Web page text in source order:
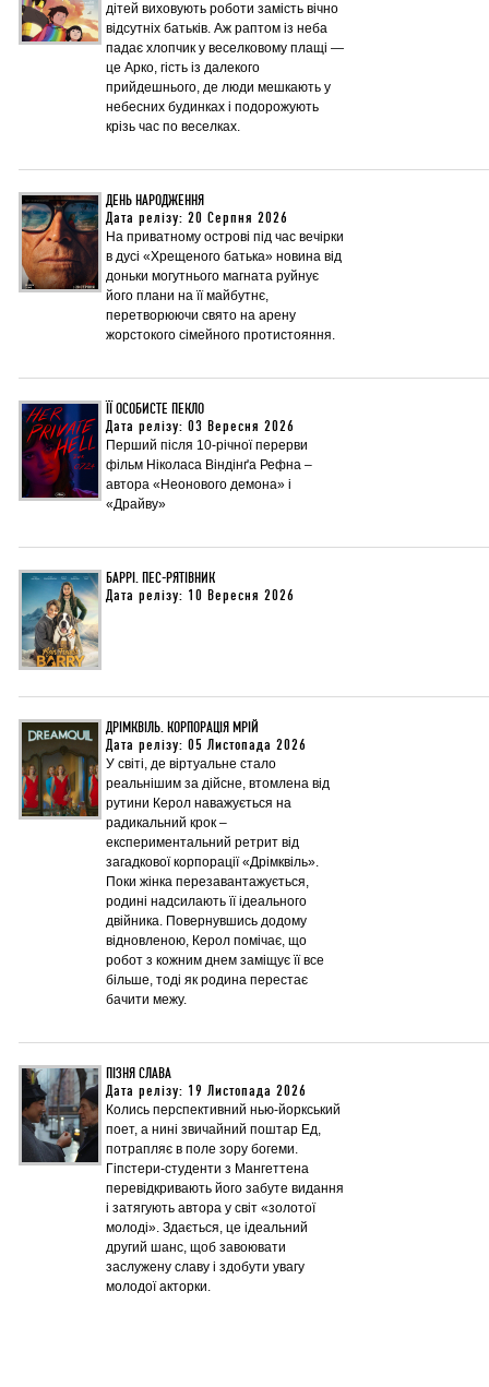
дітей виховують роботи замість вічно
відсутніх батьків. Аж раптом із неба
падає хлопчик у веселковому плащі —
це Арко, гість із далекого
прийдешнього, де люди мешкають у
небесних будинках і подорожують
крізь час по веселках.
ДЕНЬ НАРОДЖЕННЯ
Дата релізу: 20 Серпня 2026
На приватному острові під час вечірки
в дусі «Хрещеного батька» новина від
доньки могутнього магната руйнує
його плани на її майбутнє,
перетворюючи свято на арену
жорстокого сімейного протистояння.
ЇЇ ОСОБИСТЕ ПЕКЛО
Дата релізу: 03 Вересня 2026
Перший після 10-річної перерви
фільм Ніколаса Віндінґа Рефна –
автора «Неонового демона» і
«Драйву»
БАРРІ. ПЕС-РЯТІВНИК
Дата релізу: 10 Вересня 2026
ДРІМКВІЛЬ. КОРПОРАЦІЯ МРІЙ
Дата релізу: 05 Листопада 2026
У світі, де віртуальне стало
реальнішим за дійсне, втомлена від
рутини Керол наважується на
радикальний крок –
експериментальний ретрит від
загадкової корпорації «Дрімквіль».
Поки жінка перезавантажується,
родині надсилають її ідеального
двійника. Повернувшись додому
відновленою, Керол помічає, що
робот з кожним днем заміщує її все
більше, тоді як родина перестає
бачити межу.
ПІЗНЯ СЛАВА
Дата релізу: 19 Листопада 2026
Колись перспективний нью-йоркський
поет, а нині звичайний поштар Ед,
потрапляє в поле зору богеми.
Гіпстери-студенти з Мангеттена
перевідкривають його забуте видання
і затягують автора у світ «золотої
молоді». Здається, це ідеальний
другий шанс, щоб завоювати
заслужену славу і здобути увагу
молодої акторки.